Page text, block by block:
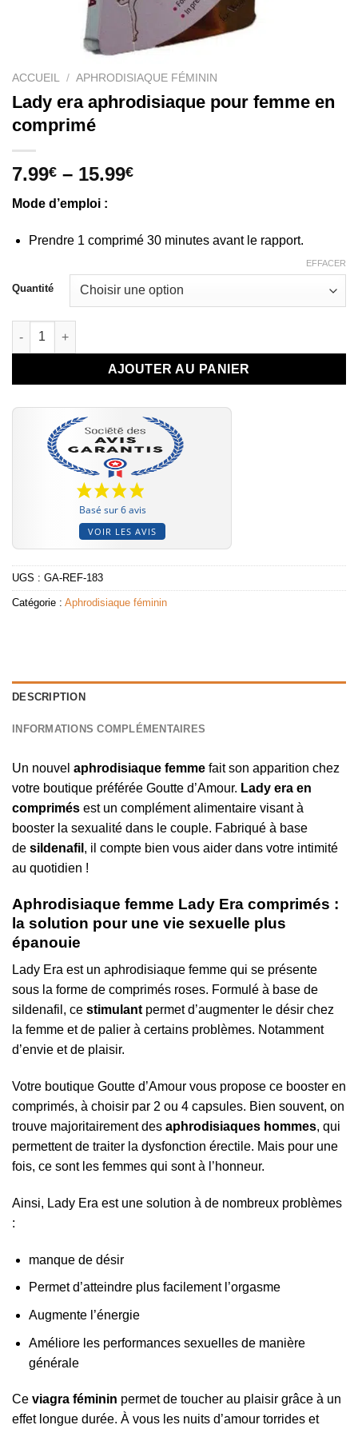
ACCUEIL / APHRODISIAQUE FÉMININ
Lady era aphrodisiaque pour femme en
comprimé
7.99€ – 15.99€
Mode d’emploi :
Prendre 1 comprimé 30 minutes avant le rapport.
Quantité
EFFACER
quantité de Lady era aphrodisiaque pour femme en comprimé
AJOUTER AU PANIER
Basé sur 6 avis
VOIR LES AVIS
UGS : GA-REF-183
Catégorie : Aphrodisiaque féminin
DESCRIPTION
INFORMATIONS COMPLÉMENTAIRES
Un nouvel aphrodisiaque femme fait son apparition chez
votre boutique préférée Goutte d’Amour. Lady era en
comprimés est un complément alimentaire visant à
booster la sexualité dans le couple. Fabriqué à base
de sildenafil , il compte bien vous aider dans votre intimité
au quotidien !
Aphrodisiaque femme Lady Era comprimés :
la solution pour une vie sexuelle plus
épanouie
Lady Era est un aphrodisiaque femme qui se présente
sous la forme de comprimés roses. Formulé à base de
sildenafil, ce stimulantpermet d’augmenter le désir chez
la femme et de palier à certains problèmes. Notamment
d’envie et de plaisir.
Votre boutique Goutte d’Amour vous propose ce booster en
comprimés, à choisir par 2 ou 4 capsules. Bien souvent, on
trouve majoritairement des aphrodisiaques hommes, qui
permettent de traiter la dysfonction érectile. Mais pour une
fois, ce sont les femmes qui sont à l’honneur.
Ainsi, Lady Era est une solution à de nombreux problèmes
:
manque de désir
Permet d’atteindre plus facilement l’orgasme
Augmente l’énergie
Améliore les performances sexuelles de manière
générale
Ce viagra féminin permet de toucher au plaisir grâce à un
effet longue durée. À vous les nuits d’amour torrides et